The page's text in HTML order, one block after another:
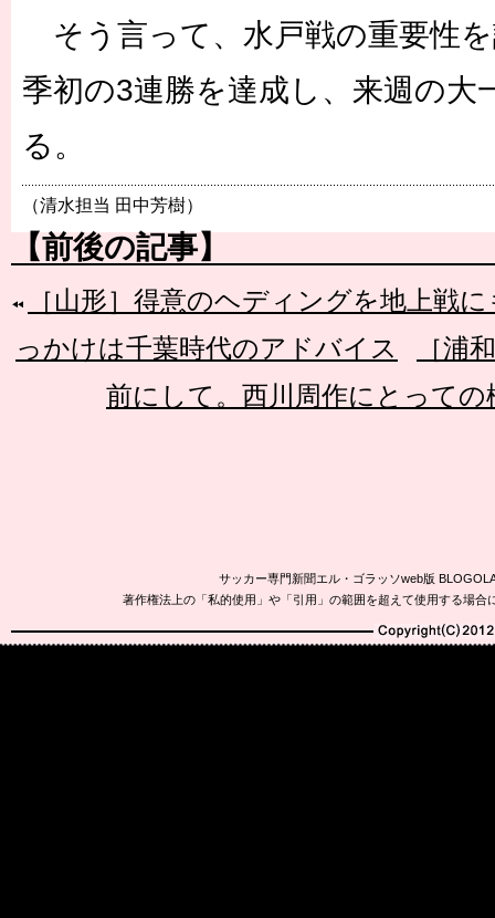
そう言って、水戸戦の重要性
季初の3連勝を達成し、来週の大
る。
（清水担当 田中芳樹）
【前後の記事】
［山形］得意のヘディングを地上戦
っかけは千葉時代のアドバイス
［浦
前にして。西川周作にとっての
サッカー専門新聞エル・ゴラッソweb版
著作権法上の「私的使用」や「引用」の範囲を超えて使用する場
Copyright(C)2010-